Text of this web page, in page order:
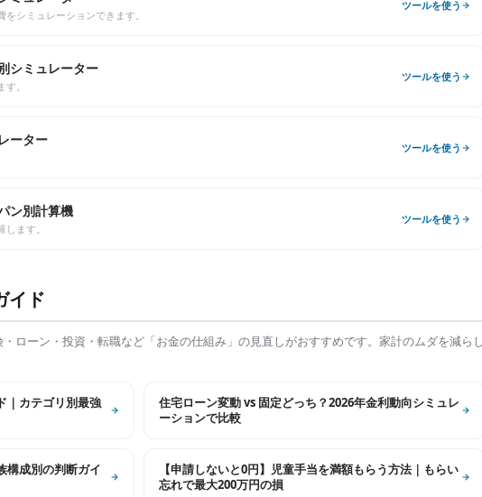
シミュレーションできます。
ツールを使う
シミュレーター
。
ツールを使う
ーター ツールを使う
ン別計算機
ます。
ツールを使う
イド
ローン・投資・転職など「お金の仕組み」の見直しがおすすめです。家計のムダを減ら
｜カテゴリ別最強
住宅ローン変動 vs 固定どっち？2026年金利動向シミュレ
ーションで比較
構成別の判断ガイ
【申請しないと0円】児童手当を満額もらう方法｜もらい
忘れで最大200万円の損